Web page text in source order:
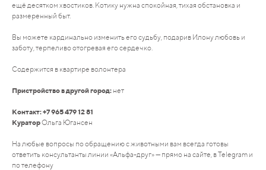
ещё десятком хвостиков. Котику нужна спокойная, тихая обстановка и
размеренный быт.
Вы можете кардинально изменить его судьбу, подарив Илону любовь и
заботу, терпеливо отогревая его сердечко.
Содержится в квартире волонтера
Пристройство в другой город: нет
Контакт: +7965 479 12 81
КураторОльга Югансен
На любые вопросы по обращению с животными вам всегда готовы
ответить консультанты линии «Альфа-друг» — прямо на сайте, в Telegram и
по телефону